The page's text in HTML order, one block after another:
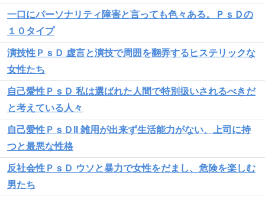
一口にパーソナリティ障害と言っても色々ある。ＰｓＤの
１０タイプ
演技性ＰｓＤ 虚言と演技で周囲を翻弄するヒステリックな
女性たち
自己愛性ＰｓＤ 私は選ばれた人間で特別扱いされるべきだ
と考えている人々
自己愛性ＰｓＤII 雑用が出来ず生活能力がない、上司に持
つと最悪な性格
反社会性ＰｓＤ ウソと暴力で女性をだまし、危険を楽しむ
男たち